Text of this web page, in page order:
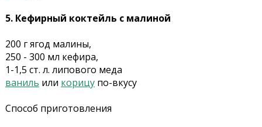
5. Кефирный коктейль с малиной
200 г ягод малины,
250 - 300 мл кефира,
1-1,5 ст. л. липового меда
ваниль или корицупо-вкусу
Способ приготовления